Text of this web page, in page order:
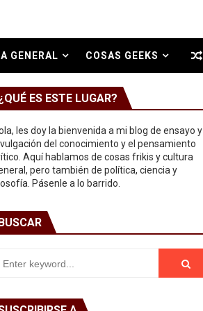
GENERAL COSAS GEEKS
ES ESTE LUGAR?
les doy la bienvenida a mi blog de ensayo y
del conocimiento y el pensamiento
Aquí hablamos de cosas frikis y cultura
pero también de política, ciencia y
Pásenle a lo barrido.